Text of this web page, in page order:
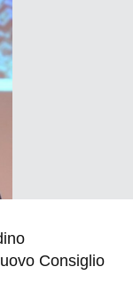
Consiglio